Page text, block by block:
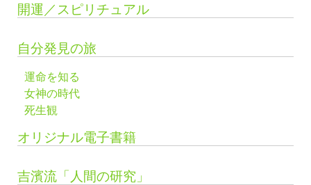
開運／スピリチュアル
自分発見の旅
運命を知る
女神の時代
死生観
オリジナル電子書籍
吉濱流「人間の研究」